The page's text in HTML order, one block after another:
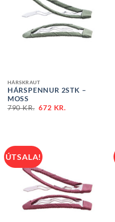
HÁRSKRAUT
HÁRSPENNUR 2STK –
MOSS
790KR. 672 KR.
ÚTSALA!